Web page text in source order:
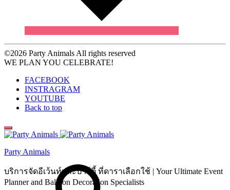
©2026 Party Animals All rights reserved
WE PLAN YOU CELEBRATE!
FACEBOOK
INSTRAGRAM
YOUTUBE
Back to top
Party Animals
บริการจัดอีเว้นท์และปาร์ตี้ ที่ดาราเลือกใช้ | Your Ultimate Event
Planner and Balloon Decoration Specialists
Search